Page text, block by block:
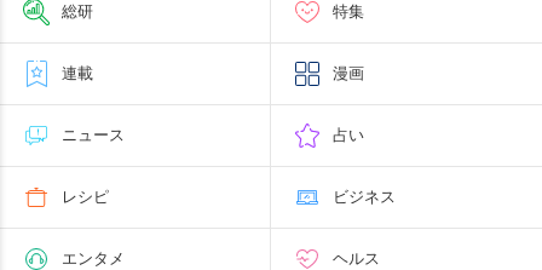
総研 特集
連載 漫画
ニュース 占い
レシピ ビジネス
エンタメ ヘルス